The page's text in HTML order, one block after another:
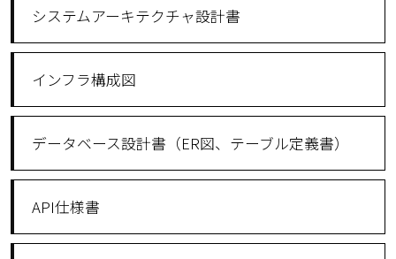
システムアーキテクチャ設計書
インフラ構成図
データベース設計書（ER図、テーブル定義書）
API仕様書